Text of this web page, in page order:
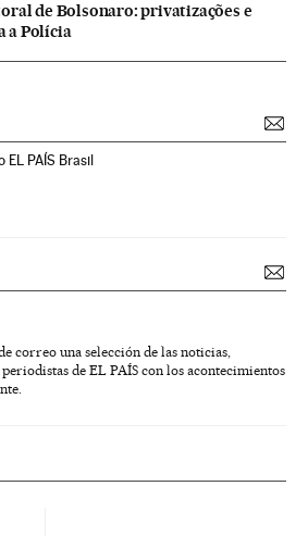
de Bolsonaro: privatizações e
a Polícia
PAÍS Brasil
correo una selección de las noticias,
de EL PAÍS con los acontecimientos